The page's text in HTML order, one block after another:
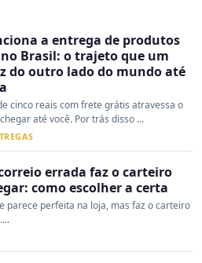
a entrega de produtos
Brasil: o trajeto que um
do outro lado do mundo até
cinco reais com frete grátis atravessa o
até você. Por trás disso ...
errada faz o carteiro
como escolher a certa
parece perfeita na loja, mas faz o carteiro